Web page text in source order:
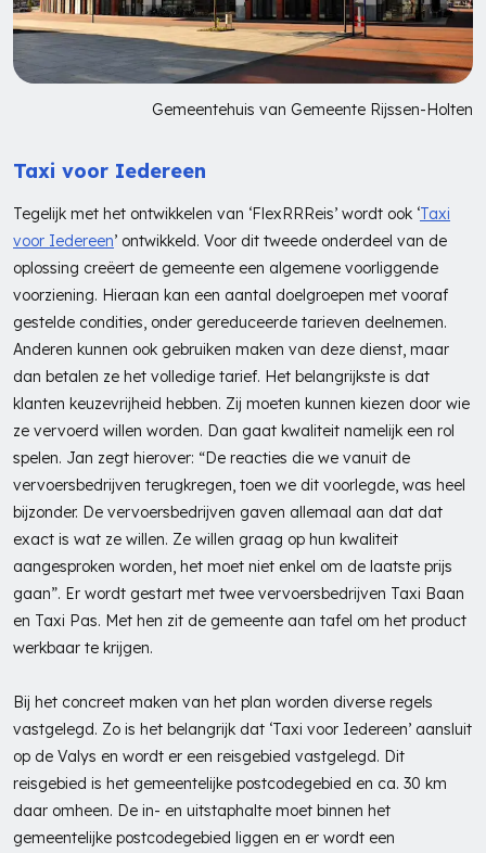
Gemeentehuis van Gemeente Rijssen-Holten
Taxi voor Iedereen
Tegelijk met het ontwikkelen van ‘FlexRRReis’ wordt ook ‘Taxi
voor Iedereen’ ontwikkeld. Voor dit tweede onderdeel van de
oplossing creëert de gemeente een algemene voorliggende
voorziening. Hieraan kan een aantal doelgroepen met vooraf
gestelde condities, onder gereduceerde tarieven deelnemen.
Anderen kunnen ook gebruiken maken van deze dienst, maar
dan betalen ze het volledige tarief. Het belangrijkste is dat
klanten keuzevrijheid hebben. Zij moeten kunnen kiezen door wie
ze vervoerd willen worden. Dan gaat kwaliteit namelijk een rol
spelen. Jan zegt hierover: “De reacties die we vanuit de
vervoersbedrijven terugkregen, toen we dit voorlegde, was heel
bijzonder. De vervoersbedrijven gaven allemaal aan dat dat
exact is wat ze willen. Ze willen graag op hun kwaliteit
aangesproken worden, het moet niet enkel om de laatste prijs
gaan”. Er wordt gestart met twee vervoersbedrijven Taxi Baan
en Taxi Pas. Met hen zit de gemeente aan tafel om het product
werkbaar te krijgen.
Bij het concreet maken van het plan worden diverse regels
vastgelegd. Zo is het belangrijk dat ‘Taxi voor Iedereen’ aansluit
op de Valys en wordt er een reisgebied vastgelegd. Dit
reisgebied is het gemeentelijke postcodegebied en ca. 30 km
daar omheen. De in- en uitstaphalte moet binnen het
gemeentelijke postcodegebied liggen en er wordt een